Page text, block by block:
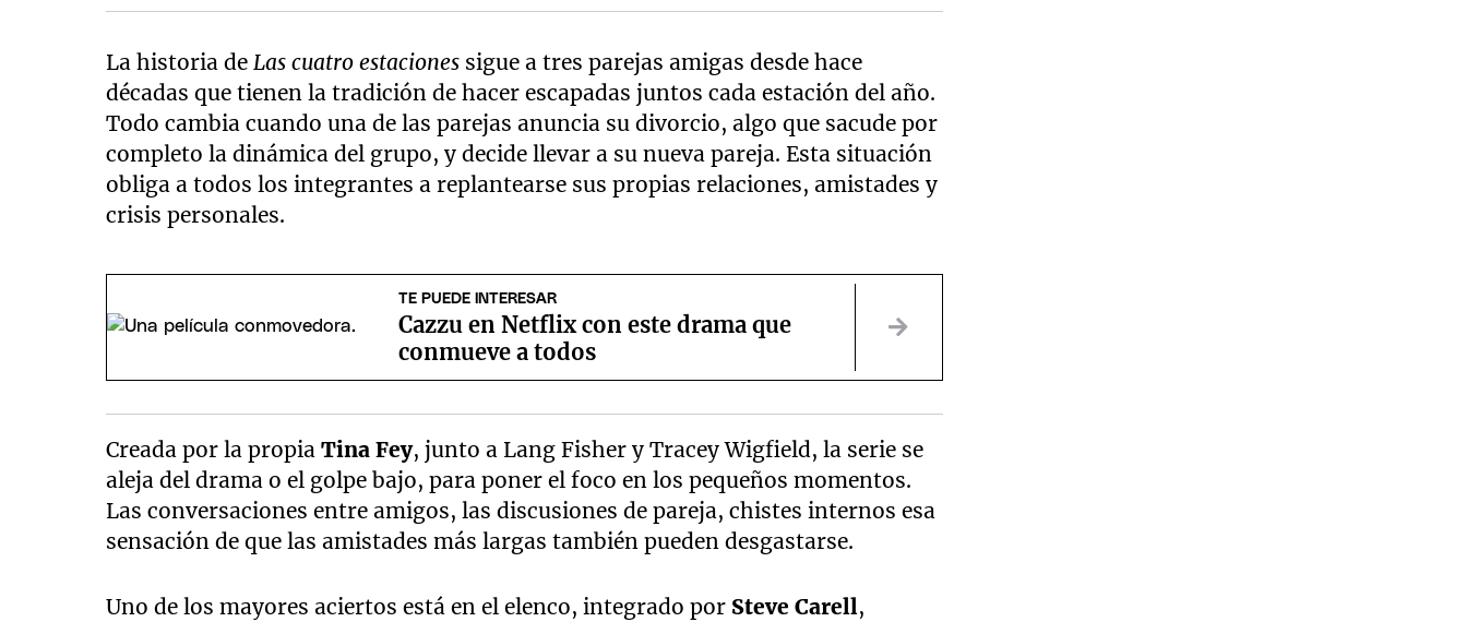
La historia de Las cuatro estaciones sigue a tres parejas amigas desde hace
décadas que tienen la tradición de hacer escapadas juntos cada estación del año.
Todo cambia cuando una de las parejas anuncia su divorcio, algo que sacude por
completo la dinámica del grupo, y decide llevar a su nueva pareja. Esta situación
obliga a todos los integrantes a replantearse sus propias relaciones, amistades y
crisis personales.
TE PUEDE INTERESAR
Cazzu en Netflix con este drama que
conmueve a todos
Creada por la propiaTina Fey, junto a Lang Fisher y Tracey Wigfield, la serie se
aleja del drama o el golpe bajo, para poner el foco en los pequeños momentos.
Las conversaciones entre amigos, las discusiones de pareja, chistes internos esa
sensación de que las amistades más largas también pueden desgastarse.
Uno de los mayores aciertos está en el elenco, integrado por Steve Carell,